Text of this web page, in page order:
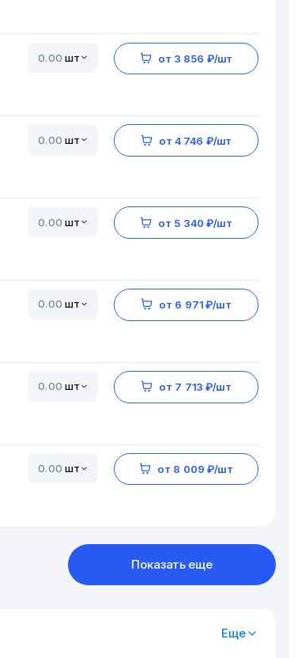
шт от 3 856 ₽/шт
шт от 4 746 ₽/шт
шт от 5 340 ₽/шт
шт от 6 971 ₽/шт
шт от 7 713 ₽/шт
шт от 8 009 ₽/шт
Показать еще
Еще